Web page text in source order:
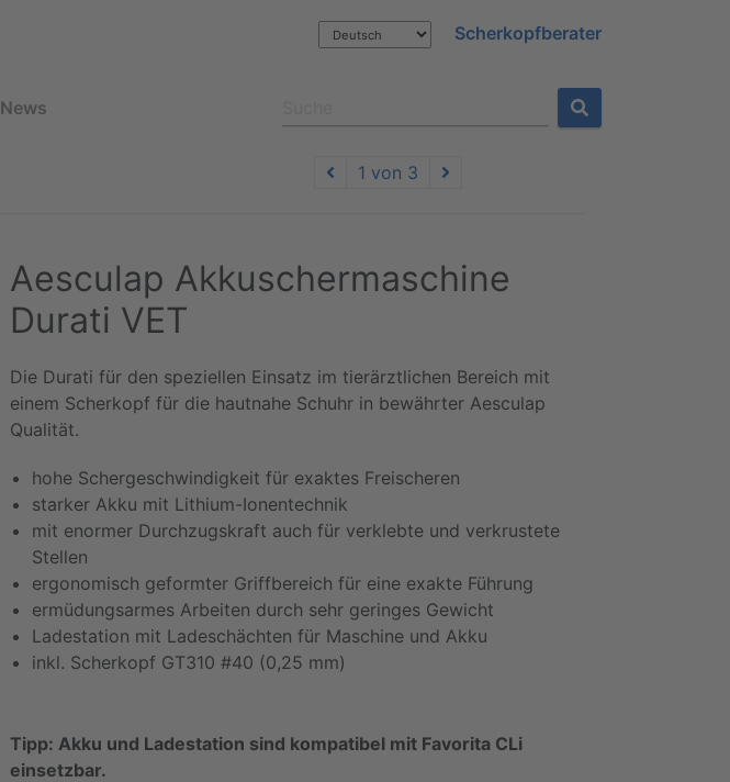
Scherkopfberater
News
1 von 3
Aesculap Akkuschermaschine
Durati VET
Die Durati für den speziellen Einsatz im tierärztlichen Bereich mit
einem Scherkopf für die hautnahe Schuhr in bewährter Aesculap
Qualität.
hohe Schergeschwindigkeit für exaktes Freischeren
starker Akku mit Lithium-Ionentechnik
mit enormer Durchzugskraft auch für verklebte und verkrustete
Stellen
ergonomisch geformter Griffbereich für eine exakte Führung
ermüdungsarmes Arbeiten durch sehr geringes Gewicht
Ladestation mit Ladeschächten für Maschine und Akku
inkl. Scherkopf GT310 #40 (0,25 mm)
Tipp: Akku und Ladestation sind kompatibel mit Favorita CLi
einsetzbar.